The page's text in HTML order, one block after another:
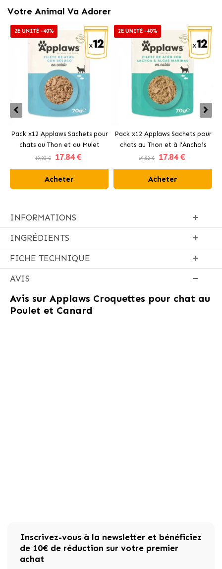
Votre Animal Va Adorer
2E UNITÉ -40%
Pack x12 Applaws Sachets pour
chats au Thon et au Mulet
19.82 € 17.84 €
Acheter
2E UNITÉ -40%
Pack x12 Applaws Sachets pour
chats au Thon et à l'Anchois
19.82 € 17.84 €
Acheter
INFORMATIONS
INGRÉDIENTS
FICHE TECHNIQUE
AVIS
Avis sur Applaws Croquettes pour chat au
Poulet et Canard
Inscrivez-vous à la newsletter et bénéficiez
de 10€ de réduction sur votre premier
achat